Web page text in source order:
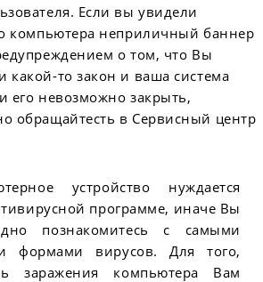
Если вы увидели
компьютера неприличный баннер
о том, что Вы
то закон и ваша система
его невозможно закрыть,
обращайтесть в Сервисный центр
устройство нуждается
программе, иначе Вы
познакомитесь с самыми
формами вирусов. Для того,
заражения компьютера Вам